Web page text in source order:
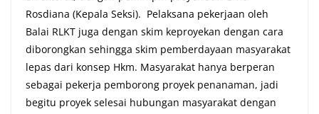
Rosdiana (Kepala Seksi). Pelaksana pekerjaan oleh
Balai RLKT juga dengan skim keproyekan dengan cara
diborongkan sehingga skim pemberdayaan masyarakat
lepas dari konsep Hkm. Masyarakat hanya berperan
sebagai pekerja pemborong proyek penanaman, jadi
begitu proyek selesai hubungan masyarakat dengan